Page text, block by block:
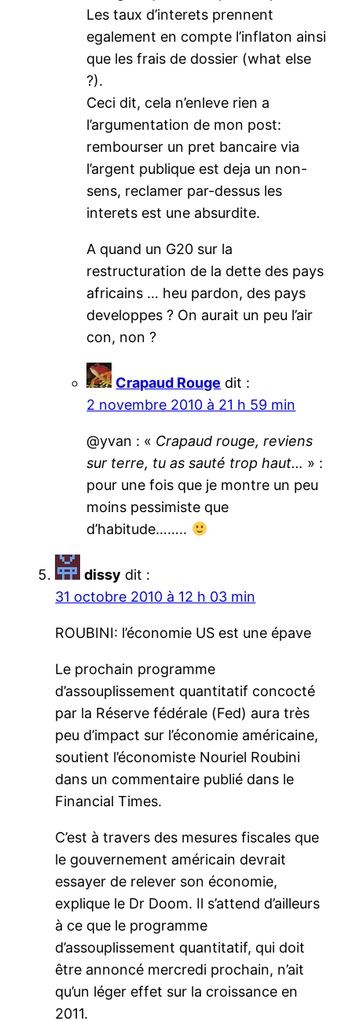
Les taux d’interets prennent
egalement en compte l’inflaton ainsi
que les frais de dossier (what else
?).
Ceci dit, cela n’enleve rien a
l’argumentation de mon post:
rembourser un pret bancaire via
l’argent publique est deja un non-
sens, reclamer par-dessus les
interets est une absurdite.
A quand un G20 sur la
restructuration de la dette des pays
africains … heu pardon, des pays
developpes ? On aurait un peu l’air
con, non ?
Crapaud Rouge dit :
2 novembre 2010 à 21 h 59 min
@yvan : « Crapaud rouge, reviens
sur terre, tu as sauté trop haut… » :
pour une fois que je montre un peu
moins pessimiste que
d’habitude……..
dissy dit :
31 octobre 2010 à 12 h 03 min
ROUBINI: l’économie US est une épave
Le prochain programme
d’assouplissement quantitatif concocté
par la Réserve fédérale (Fed) aura très
peu d’impact sur l’économie américaine,
soutient l’économiste Nouriel Roubini
dans un commentaire publié dans le
Financial Times.
C’est à travers des mesures fiscales que
le gouvernement américain devrait
essayer de relever son économie,
explique le Dr Doom. Il s’attend d’ailleurs
à ce que le programme
d’assouplissement quantitatif, qui doit
être annoncé mercredi prochain, n’ait
qu’un léger effet sur la croissance en
2011.